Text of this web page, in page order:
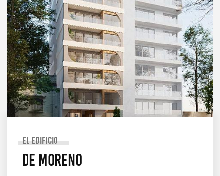
el edificio
De Moreno